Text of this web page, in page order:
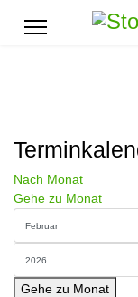
Nach Monat
Gehe zu Monat
Gehe zu Monat